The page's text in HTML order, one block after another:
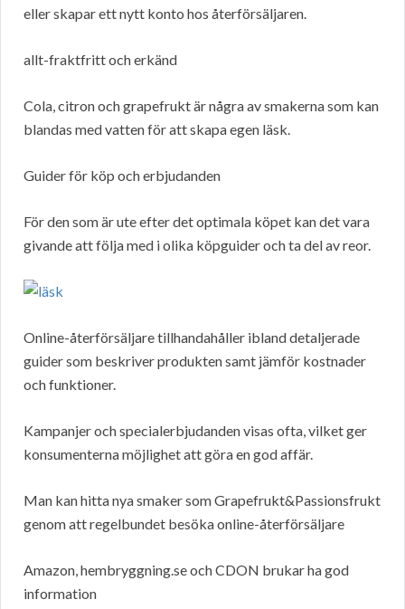
eller skapar ett nytt konto hos återförsäljaren.
allt-fraktfritt och erkänd
Cola, citron och grapefrukt är några av smakerna som kan
blandas med vatten för att skapa egen läsk.
Guider för köp och erbjudanden
För den som är ute efter det optimala köpet kan det vara
givande att följa med i olika köpguider och ta del av reor.
Online-återförsäljare tillhandahåller ibland detaljerade
guider som beskriver produkten samt jämför kostnader
och funktioner.
Kampanjer och specialerbjudanden visas ofta, vilket ger
konsumenterna möjlighet att göra en god affär.
Man kan hitta nya smaker som Grapefrukt&Passionsfrukt
genom att regelbundet besöka online-återförsäljare
Amazon, hembryggning.se och CDON brukar ha god
information